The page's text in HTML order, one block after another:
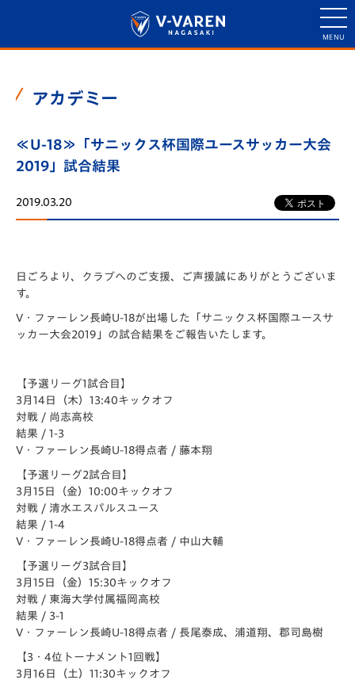
アカデミー
≪U-18≫「サニックス杯国際ユースサッカー大会
2019」試合結果
2019.03.20
日ごろより、クラブへのご支援、ご声援誠にありがとうございま
す。
V・ファーレン長崎U-18が出場した「サニックス杯国際ユースサ
ッカー大会2019」の試合結果をご報告いたします。
【予選リーグ1試合目】
3月14日（木）13:40キックオフ
対戦 / 尚志高校
結果 / 1-3
V・ファーレン長崎U-18得点者 / 藤本翔
【予選リーグ2試合目】
3月15日（金）10:00キックオフ
対戦 / 清水エスパルスユース
結果 / 1-4
V・ファーレン長崎U-18得点者 / 中山大輔
【予選リーグ3試合目】
3月15日（金）15:30キックオフ
対戦 / 東海大学付属福岡高校
結果 / 3-1
V・ファーレン長崎U-18得点者 / 長尾泰成、浦道翔、郡司島樹
【3・4位トーナメント1回戦】
3月16日（土）11:30キックオフ